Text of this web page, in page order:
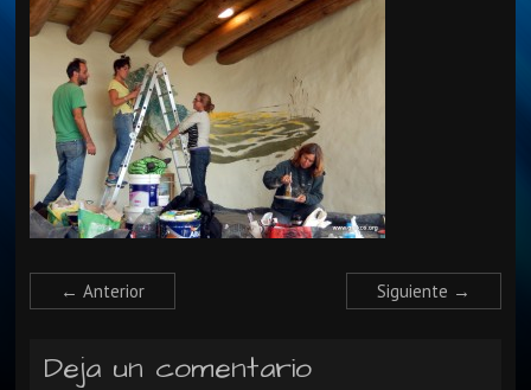
← Anterior Siguiente →
Deja un comentario